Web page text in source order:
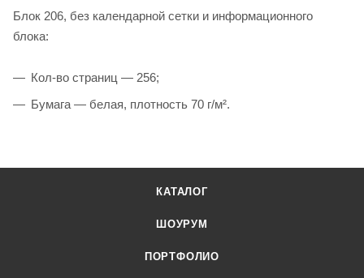
Блок 206, без календарной сетки и информационного
блока:
Кол-во страниц — 256;
Бумага — белая, плотность 70 г/м².
КАТАЛОГ
ШОУРУМ
ПОРТФОЛИО